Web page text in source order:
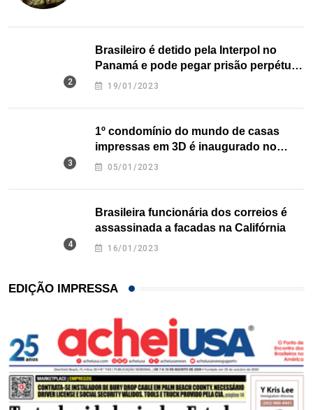
Brasileiro é detido pela Interpol no
Panamá e pode pegar prisão perpétua
nos EUA
19/01/2023
1º condomínio do mundo de casas
impressas em 3D é inaugurado no
Texas
05/01/2023
Brasileira funcionária dos correios é
assassinada a facadas na Califórnia
16/01/2023
EDIÇÃO IMPRESSA